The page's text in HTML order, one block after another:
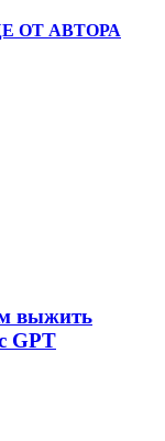
ОТ АВТОРА
выжить
GPT